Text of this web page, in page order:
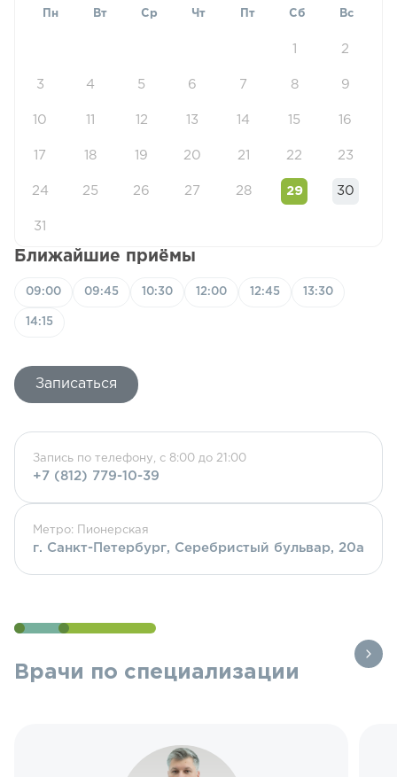
Пн Вт Ср Чт Пт Сб Вс
1 2
3 4 5 6 7 8 9
10 11 12 13 14 15 16
17 18 19 20 21 22 23
24 25 26 27 28 29 30
31
Ближайшие приёмы
09:00 09:45 10:30 12:00 12:45 13:30
14:15
Записаться
Запись по телефону, с 8:00 до 21:00
+7 (812) 779-10-39
Метро: Пионерская
г. Санкт-Петербург, Серебристый бульвар, 20а
Врачи по специализации